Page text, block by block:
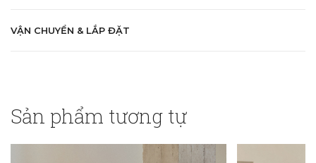
VẬN CHUYỂN & LẮP ĐẶT
Sản phẩm tương tự